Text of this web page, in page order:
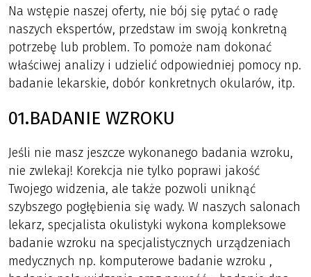
Na wstępie naszej oferty, nie bój się pytać o radę
naszych ekspertów, przedstaw im swoją konkretną
potrzebę lub problem. To pomoże nam dokonać
właściwej analizy i udzielić odpowiedniej pomocy np.
badanie lekarskie, dobór konkretnych okularów, itp.
01.BADANIE WZROKU
Jeśli nie masz jeszcze wykonanego badania wzroku,
nie zwlekaj! Korekcja nie tylko poprawi jakość
Twojego widzenia, ale także pozwoli uniknąć
szybszego pogłębienia się wady. W naszych salonach
lekarz, specjalista okulistyki wykona kompleksowe
badanie wzroku na specjalistycznych urządzeniach
medycznych np. komputerowe badanie wzroku ,